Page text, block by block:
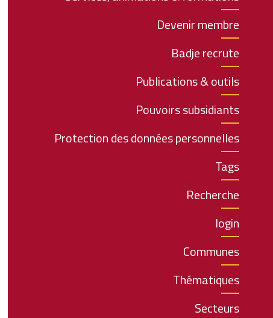
Devenir membre
Badje recrute
Publications & outils
Pouvoirs subsidiants
Protection des données personnelles
Tags
Recherche
login
Communes
Thématiques
Secteurs